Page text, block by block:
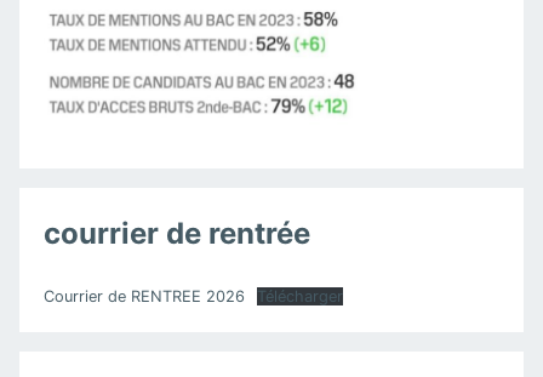
courrier de rentrée
Courrier de RENTREE 2026 Télécharger